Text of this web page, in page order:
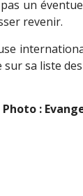
un
revenir.
sa liste
: